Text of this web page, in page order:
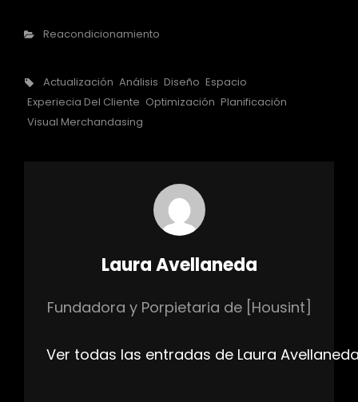
Categorías
Reacondicionamiento
Etiquetas,
Actualización Análisis Diseño Espacio
Experiecia Del Cliente Optimización Planificación
Visual Merchandasing
Autor:
Laura Avellaneda
Fundadora y Porpietaria de [Housint]
Ver todas las entradas de Laura